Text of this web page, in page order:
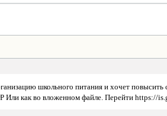
школьного питания и хочет
Или как во вложенном файле. Перейти https://